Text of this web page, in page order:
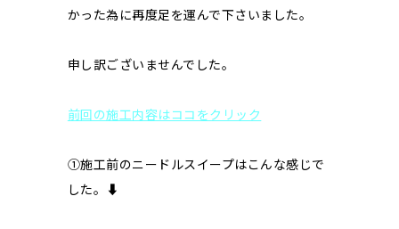
かった為に再度足を運んで下さいました。
申し訳ございませんでした。
前回の施工内容はココをクリック
①施工前のニードルスイープはこんな感じで
した。⬇︎